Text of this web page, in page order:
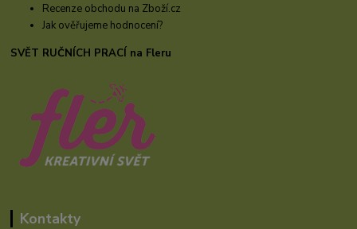
Recenze obchodu na Zboží.cz
Jak ověřujeme hodnocení?
SVĚT RUČNÍCH PRACÍ na Fleru
Kontakty